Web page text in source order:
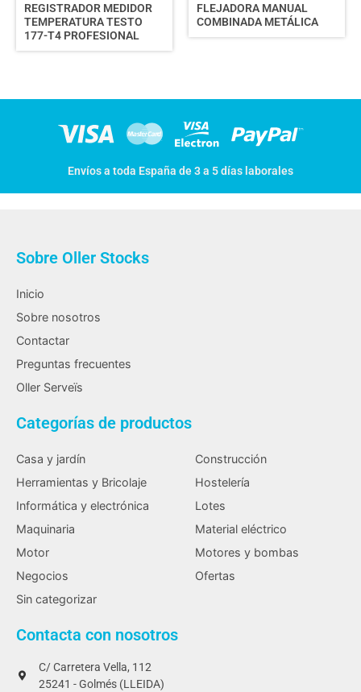
REGISTRADOR MEDIDOR
TEMPERATURA TESTO
177-T4 PROFESIONAL
FLEJADORA MANUAL
COMBINADA METÁLICA
Envíos a toda España de 3 a 5 días laborales
Sobre Oller Stocks
Inicio
Sobre nosotros
Contactar
Preguntas frecuentes
Oller Serveïs
Categorías de productos
Casa y jardín
Construcción
Herramientas y Bricolaje
Hostelería
Informática y electrónica
Lotes
Maquinaria
Material eléctrico
Motor
Motores y bombas
Negocios
Ofertas
Sin categorizar
Contacta con nosotros
C/ Carretera Vella, 112
25241 - Golmés (LLEIDA)